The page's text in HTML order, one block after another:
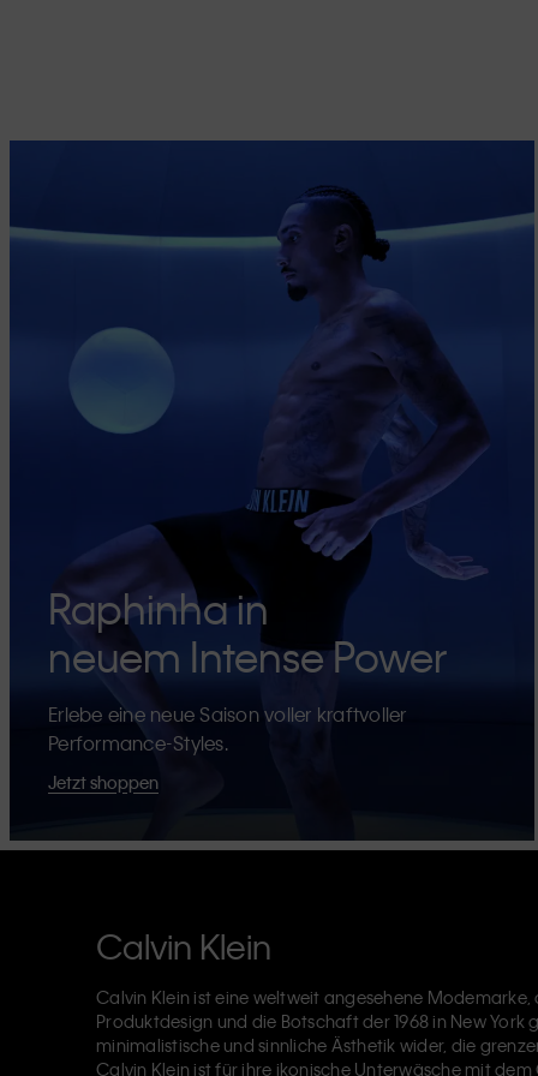
Raphinha in
neuem Intense Power
Erlebe eine neue Saison voller kraftvoller
Performance-Styles.
Jetzt shoppen
Calvin Klein
Calvin Klein ist eine weltweit angesehene
Produktdesign und die Botschaft der 1968 in New
minimalistische und sinnliche Ästhetik wider, die
Calvin Klein ist für ihre ikonische Unterwäsche mit dem